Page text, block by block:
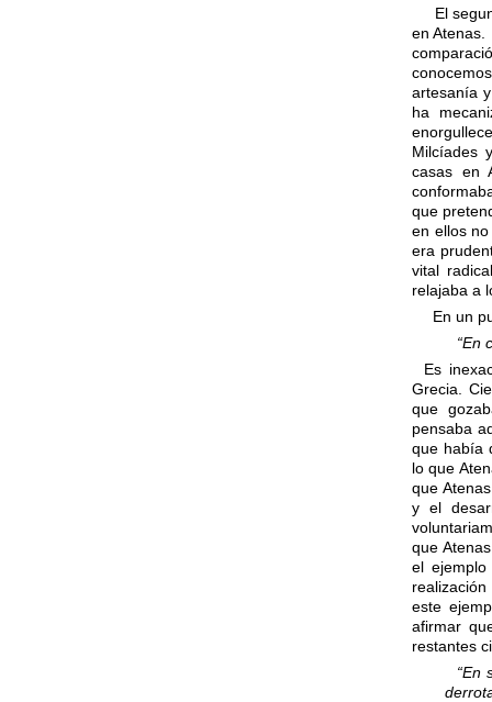
El
en Atenas.
artesanía
ha
Milcíades
casas en
que
en ellos
era
vital
relajaba a
En un
“En
Es
Grecia.
que
pensaba
que había
lo que
que
y el
que
el
este
afirmar
restantes
“En